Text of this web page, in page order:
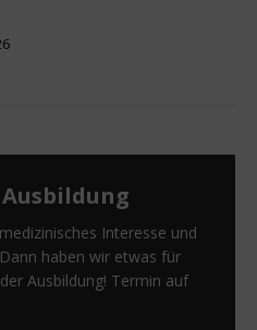
Interesse und
haben wir etwas für
Ausbildung! Termin auf